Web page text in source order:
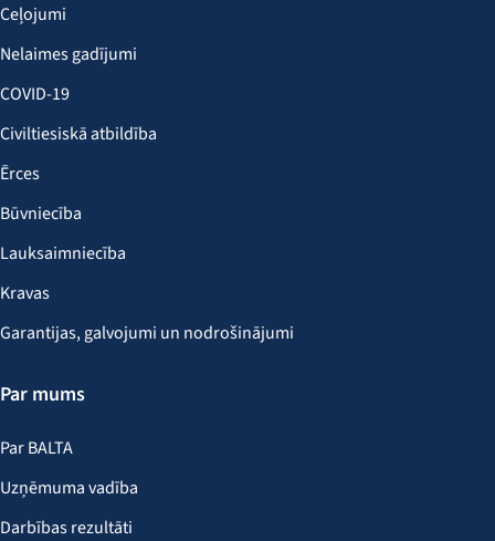
Ceļojumi
Nelaimes gadījumi
COVID-19
Civiltiesiskā atbildība
Ērces
Būvniecība
Lauksaimniecība
Kravas
Garantijas, galvojumi un nodrošinājumi
Par mums
Par BALTA
Uzņēmuma vadība
Darbības rezultāti